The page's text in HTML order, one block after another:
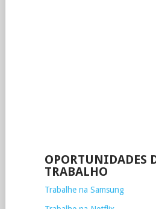
OPORTUNIDADES
TRABALHO
Trabalhe na Samsung